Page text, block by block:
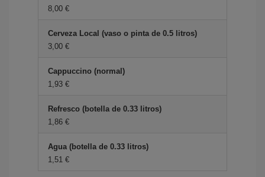
8,00 €
Cerveza Local (vaso o pinta de 0.5 litros)
3,00 €
Cappuccino (normal)
1,93 €
Refresco (botella de 0.33 litros)
1,86 €
Agua (botella de 0.33 litros)
1,51 €